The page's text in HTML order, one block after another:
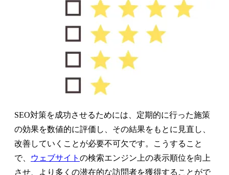
SEO対策を成功させるためには、定期的に行った施策
の効果を数値的に評価し、その結果をもとに見直し、
改善していくことが必要不可欠です。こうすること
で、
ウェブサイト の検索エンジン上の表示順位を向上
させ、より多くの潜在的な訪問者を獲得することがで